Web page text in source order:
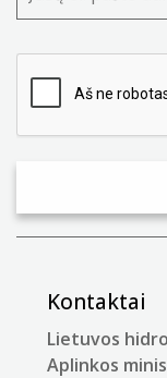
Kontaktai
Lietuvos
Aplinkos